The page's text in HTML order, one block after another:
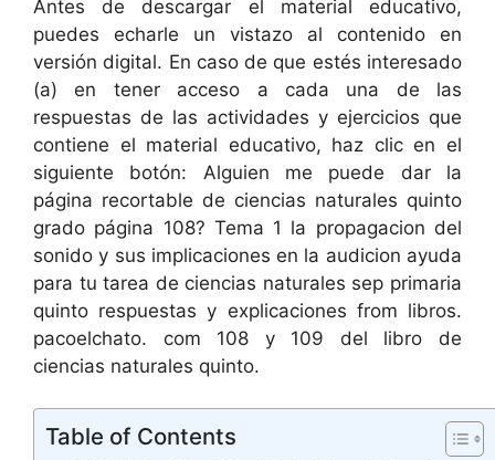
Antes de descargar el material educativo,
puedes echarle un vistazo al contenido en
versión digital. En caso de que estés interesado
(a) en tener acceso a cada una de las
respuestas de las actividades y ejercicios que
contiene el material educativo, haz clic en el
siguiente botón: Alguien me puede dar la
página recortable de ciencias naturales quinto
grado página 108? Tema 1 la propagacion del
sonido y sus implicaciones en la audicion ayuda
para tu tarea de ciencias naturales sep primaria
quinto respuestas y explicaciones from libros.
pacoelchato. com 108 y 109 del libro de
ciencias naturales quinto.
Table of Contents